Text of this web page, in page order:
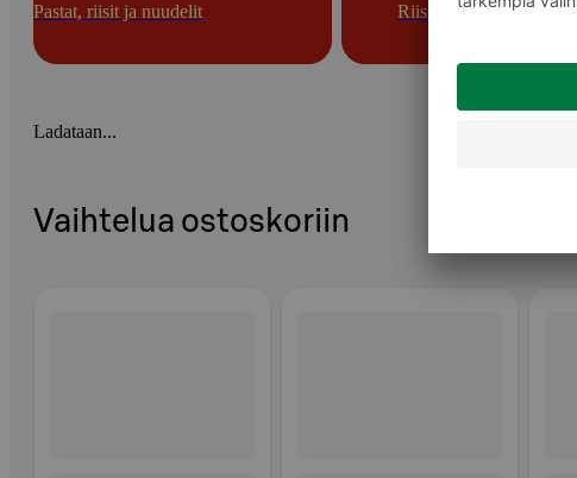
Pastat, riisit ja nuudelit Riisit
Ladataan...
Vaihtelua ostoskoriin